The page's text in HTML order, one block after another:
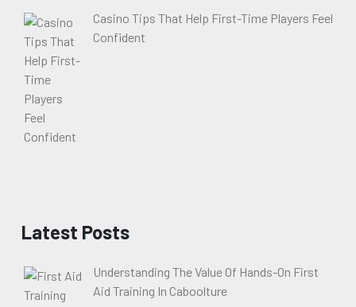
Casino Tips That Help First-Time Players Feel
Confident
Latest Posts
Understanding The Value Of Hands-On First
Aid Training In Caboolture